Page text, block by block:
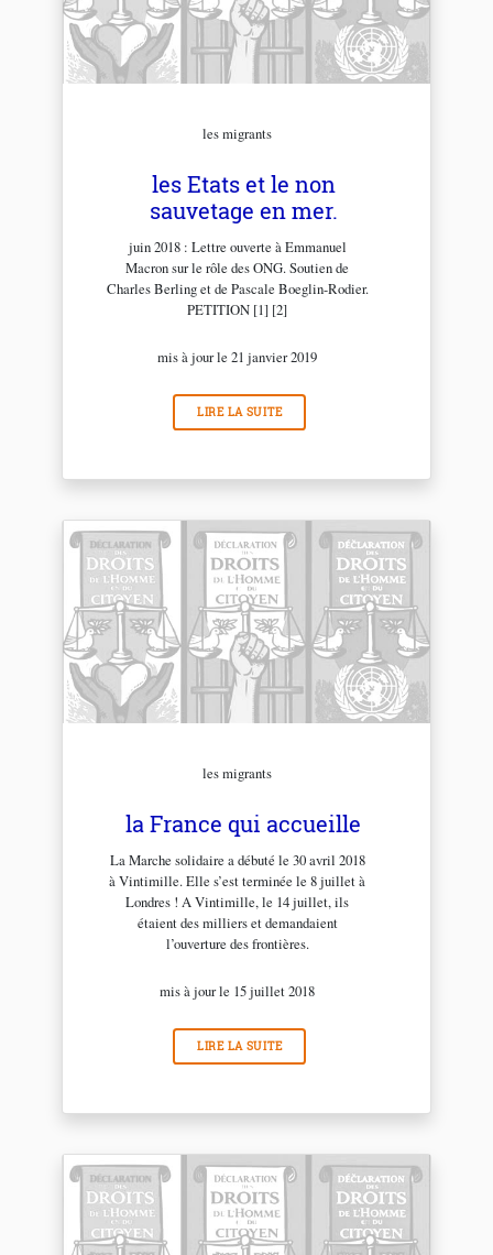
les migrants
les Etats et le non
sauvetage en mer.
juin 2018 : Lettre ouverte à Emmanuel
Macron sur le rôle des ONG. Soutien de
Charles Berling et de Pascale Boeglin-Rodier.
PETITION [1] [2]
mis à jour le 21 janvier 2019
LIRE LA SUITE
les migrants
la France qui accueille
La Marche solidaire a débuté le 30 avril 2018
à Vintimille. Elle s’est terminée le 8 juillet à
Londres ! A Vintimille, le 14 juillet, ils
étaient des milliers et demandaient
l’ouverture des frontières.
mis à jour le 15 juillet 2018
LIRE LA SUITE